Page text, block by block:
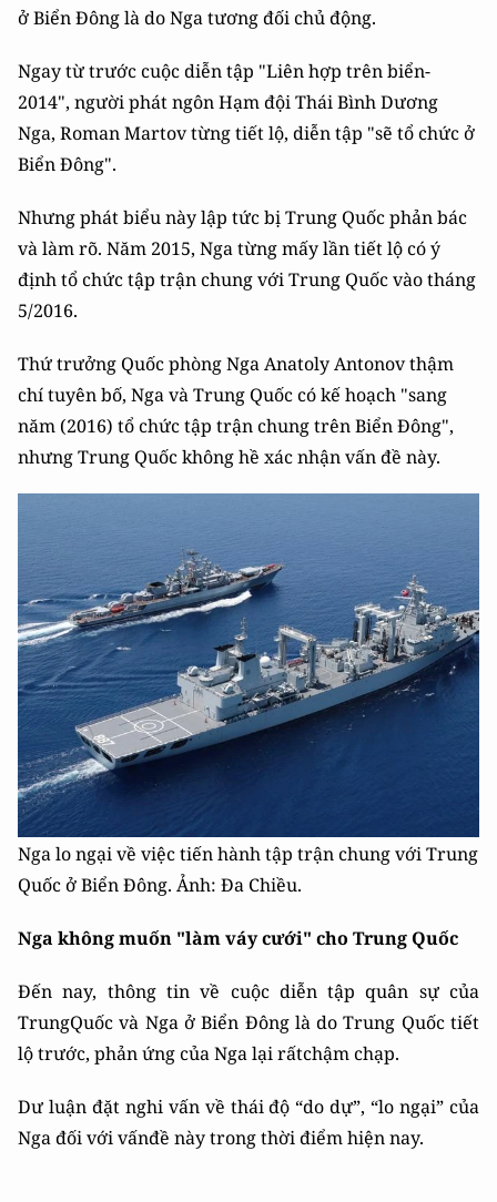
ở Biển Đông là do Nga tương đối chủ động.
Ngay từ trước cuộc diễn tập "Liên hợp trên biển-
2014", người phát ngôn Hạm đội Thái Bình Dương
Nga, Roman Martov từng tiết lộ, diễn tập "sẽ tổ chức ở
Biển Đông".
Nhưng phát biểu này lập tức bị Trung Quốc phản bác
và làm rõ. Năm 2015, Nga từng mấy lần tiết lộ có ý
định tổ chức tập trận chung với Trung Quốc vào tháng
5/2016.
Thứ trưởng Quốc phòng Nga Anatoly Antonov thậm
chí tuyên bố, Nga và Trung Quốc có kế hoạch "sang
năm (2016) tổ chức tập trận chung trên Biển Đông",
nhưng Trung Quốc không hề xác nhận vấn đề này.
Nga lo ngại về việc tiến hành tập trận chung với Trung
Quốc ở Biển Đông. Ảnh: Đa Chiều.
Nga không muốn "làm váy cưới" cho Trung Quốc
Đến nay, thông tin về cuộc diễn tập quân sự của
TrungQuốc và Nga ở Biển Đông là do Trung Quốc tiết
lộ trước, phản ứng của Nga lại rấtchậm chạp.
Dư luận đặt nghi vấn về thái độ “do dự”, “lo ngại” của
Nga đối với vấnđề này trong thời điểm hiện nay.